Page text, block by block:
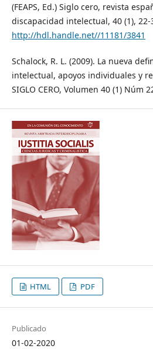
(FEAPS, Ed.) Siglo cero, revista
discapacidad intelectual, 40 (1),
http://hdl.handle.net//11181/3841
Schalock, R. L. (2009). La nueva
intelectual, apoyos individuales y
SIGLO CERO, Volumen 40 (1) Núm
HTML PDF
Publicado
01-02-2020